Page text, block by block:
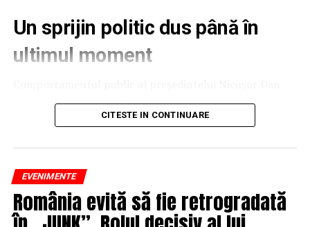
„Îmi doresc să am lumină, îmi doresc să am camera mea.
Nu pot sa mi fac temele pentru că nu am lumină”, spune
o fetiță.
Un sprijin politic dus până în
ultimul moment
după prezentarea evaluării Fitch ilustrează o strategie
de protejare a stabilității naționale. Deși raportul
eșec al executivului, președintele a ales o abordare
temperată, evitând să adauge tensiune peste o situație
deja fragilă.
Acest gest confirmă o realitate politică importantă:
CITESTE IN CONTINUARE
EVENIMENTE
România evită să fie retrogradată